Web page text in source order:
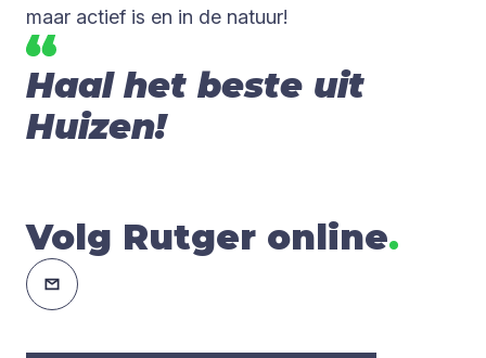
maar actief is en in de natuur!
Haal het beste uit
Huizen!
Volg Rutger online.